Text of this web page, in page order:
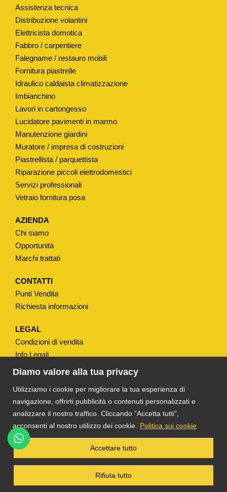
Diamo valore alla tua privacy
Utilizziamo i cookie per migliorare la tua esperienza di
navigazione, offrirti pubblicità o contenuti personalizzati e
analizzare il nostro traffico. Cliccando “Accetta tutti”,
acconsenti al nostro utilizzo dei cookie.
Politica sui cookie
Rifiuta tutto
Accettare tutto
G
A
Z
O
N
U
B
N
E
T
T
2
1
F
X
M
q
u
a
n
t
i
à
Assistenza tecnica
Distribuzione volantini
Elettricista domotica
Fabbro / carpentiere
Falegname / restauro mobili
Fornitura piastrelle
Idraulico caldaista climatizzazione
Imbianchino
Lavori in cartongesso
Lucidatore pavimenti in marmo
Manutenzione giardini
Muratore / impresa di costruzioni
Piastrellista / parquettista
Riparazione piccoli elettrodomestici
Servizi professionali
Vetraio fornitura posa
AZIENDA
Chi siamo
Opportunità
Marchi trattati
CONTATTI
Punti Vendita
Richiesta informazioni
LEGAL
Condizioni di vendita
Info Legali
Note Legali
TS DACOM
S.R.L. UNIPERSONALE P. IVA
03055900231 © COPYRIGHT 2025 TUTTI I